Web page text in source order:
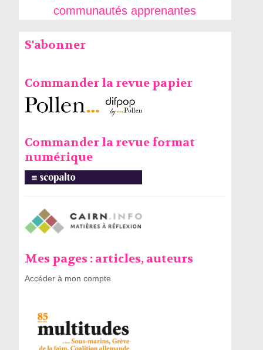
communautés apprenantes
S'abonner
Commander la revue papier
Commander la revue format
numérique
Mes pages : articles, auteurs
Accéder à mon compte